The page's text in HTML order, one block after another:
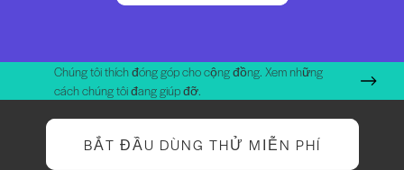
Chúng tôi thích đóng góp cho cộng đồng. Xem những
cách chúng tôi đang giúp đỡ.
BẮT ĐẦU DÙNG THỬ MIỄN PHÍ